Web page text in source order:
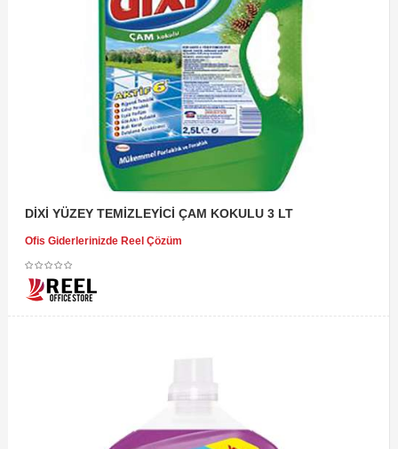
DİXİ YÜZEY TEMİZLEYİCİ ÇAM KOKULU 3 LT
Ofis Giderlerinizde Reel Çözüm